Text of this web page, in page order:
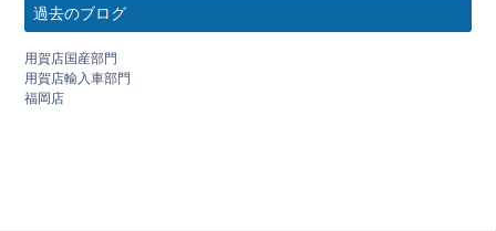
過去のブログ
用賀店国産部門
用賀店輸入車部門
福岡店